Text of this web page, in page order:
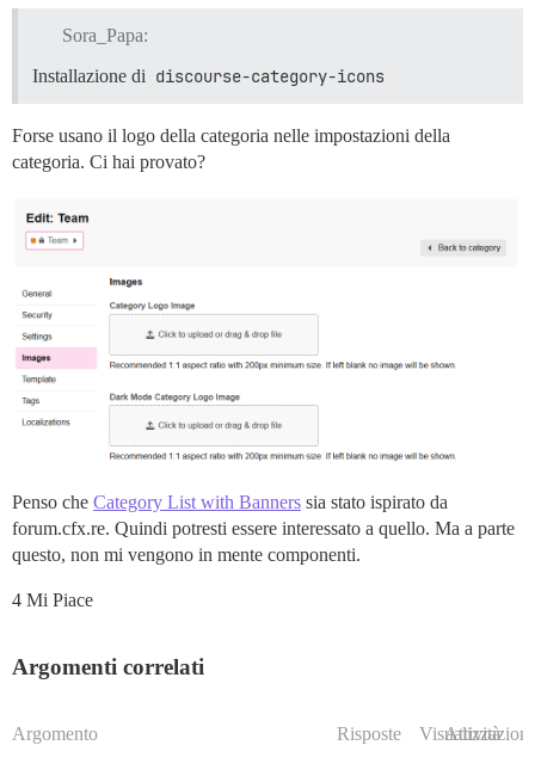
Sora_Papa:
Installazione di discourse-category-icons
Forse usano il logo della categoria nelle impostazioni della
categoria. Ci hai provato?
Penso che Category List with Banners sia stato ispirato da
forum.cfx.re. Quindi potresti essere interessato a quello. Ma a parte
questo, non mi vengono in mente componenti.
4 Mi Piace
Argomenti correlati
Argomento Risposte Visualizzazioni
Attività